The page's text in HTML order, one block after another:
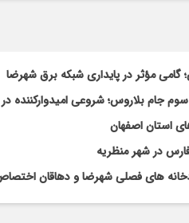
مؤثر در پایداری شبکه برق شهرضا
بلاروس؛ شروعی امیدوارکننده در
استان اصفهان
در شهر منظریه